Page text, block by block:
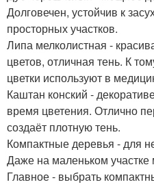
Долговечен, устойчив к
просторных участков.
Липа мелколистная -
цветов, отличная тень. К
цветки используют в
Каштан конский -
время цветения. Отлично
создаёт плотную тень.
Компактные деревья - для
Даже на маленьком
Главное - выбрать